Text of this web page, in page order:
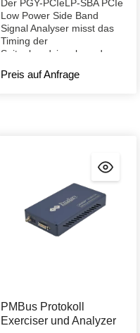
Der PGY-PCIeLP-SBA PCIe
Low Power Side Band
Signal Analyser misst das
Timing der
Seitenbandsignale und
Preis auf Anfrage
PMBus Protokoll
Exerciser und Analyzer